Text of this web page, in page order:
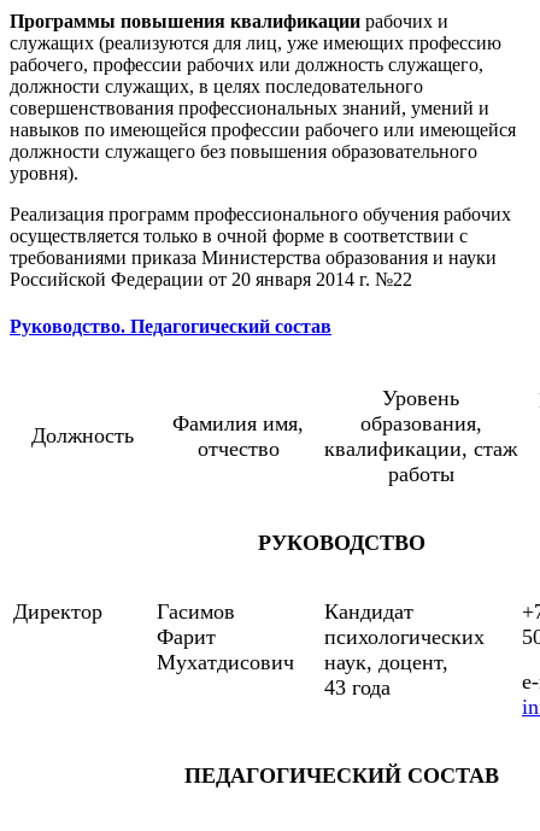
Программы повышения квалификации рабочих и
служащих (реализуются для лиц, уже имеющих профессию
рабочего, профессии рабочих или должность служащего,
должности служащих, в целях последовательного
совершенствования профессиональных знаний, умений и
навыков по имеющейся профессии рабочего или имеющейся
должности служащего без повышения образовательного
уровня).
Реализация программ профессионального обучения рабочих
осуществляется только в очной форме в соответствии с
требованиями приказа Министерства образования и науки
Российской Федерации от 20 января 2014 г. №22
Руководство. Педагогический состав
Должность
Фамилия имя,
отчество
Уровень
образования,
квалификации, стаж
работы
РУКОВОДСТВО
Директор
Гасимов
Фарит
Мухатдисович
Кандидат
психологических
наук, доцент,
43 года
ПЕДАГОГИЧЕСКИЙ СОСТАВ